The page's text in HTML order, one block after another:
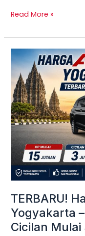
Read More »
TERBARU!
Yogyakarta
Cicilan
TERBARU!
Harga
Toyota
Avanza
Yogyakarta
–
Promo
DP
Ringan
&
Mulai
3
Jutaan